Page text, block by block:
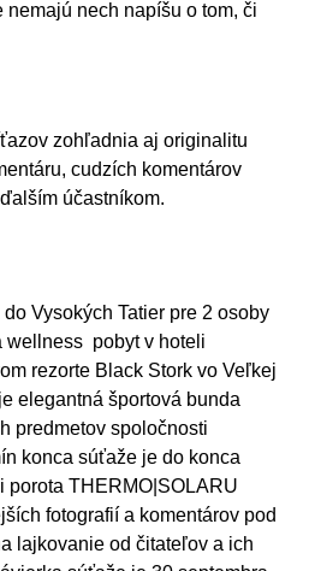
nech napíšu o tom, či
zohľadnia aj originalitu
cudzích komentárov
účastníkom.
Vysokých Tatier pre 2 osoby
wellness pobyt v hoteli
rezorte Black Stork vo Veľkej
elegantná športová bunda
predmetov spoločnosti
konca súťaže je do konca
porota THERMO|SOLARU
fotografií a komentárov pod
lajkovanie od čitateľov a ich